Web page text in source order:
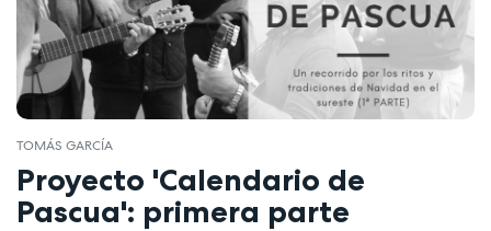
TOMÁS GARCÍA
Proyecto 'Calendario de
Pascua': primera parte